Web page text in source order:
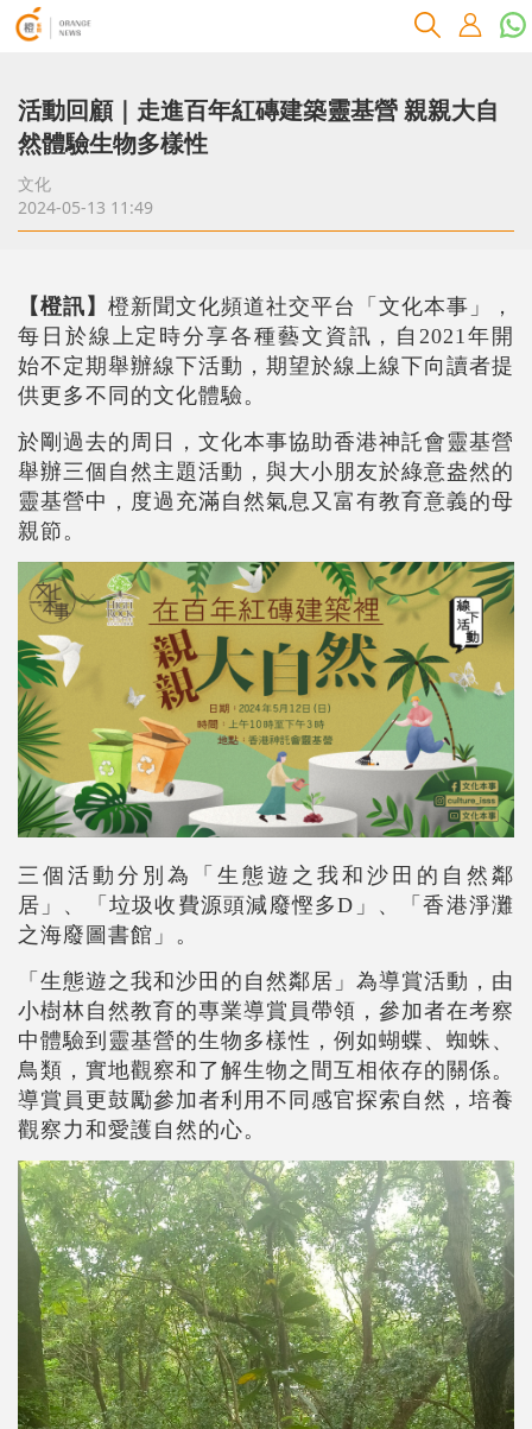
活動回顧｜走進百年紅磚建築靈基營 親親大自
然體驗生物多樣性
文化
2024-05-13 11:49
【橙訊】 橙新聞文化頻道社交平台「文化本事」，
每日於線上定時分享各種藝文資訊，自2021年開
始不定期舉辦線下活動，期望於線上線下向讀者提
供更多不同的文化體驗。
於剛過去的周日，文化本事協助香港神託會靈基營
舉辦三個自然主題活動，與大小朋友於綠意盎然的
靈基營中，度過充滿自然氣息又富有教育意義的母
親節。
三個活動分別為「生態遊之我和沙田的自然鄰
居」、「垃圾收費源頭減廢慳多D」、「香港淨灘
之海廢圖書館」。
「生態遊之我和沙田的自然鄰居」為導賞活動，由
小樹林自然教育的專業導賞員帶領，參加者在考察
中體驗到靈基營的生物多樣性，例如蝴蝶、蜘蛛、
鳥類，實地觀察和了解生物之間互相依存的關係。
導賞員更鼓勵參加者利用不同感官探索自然，培養
觀察力和愛護自然的心。